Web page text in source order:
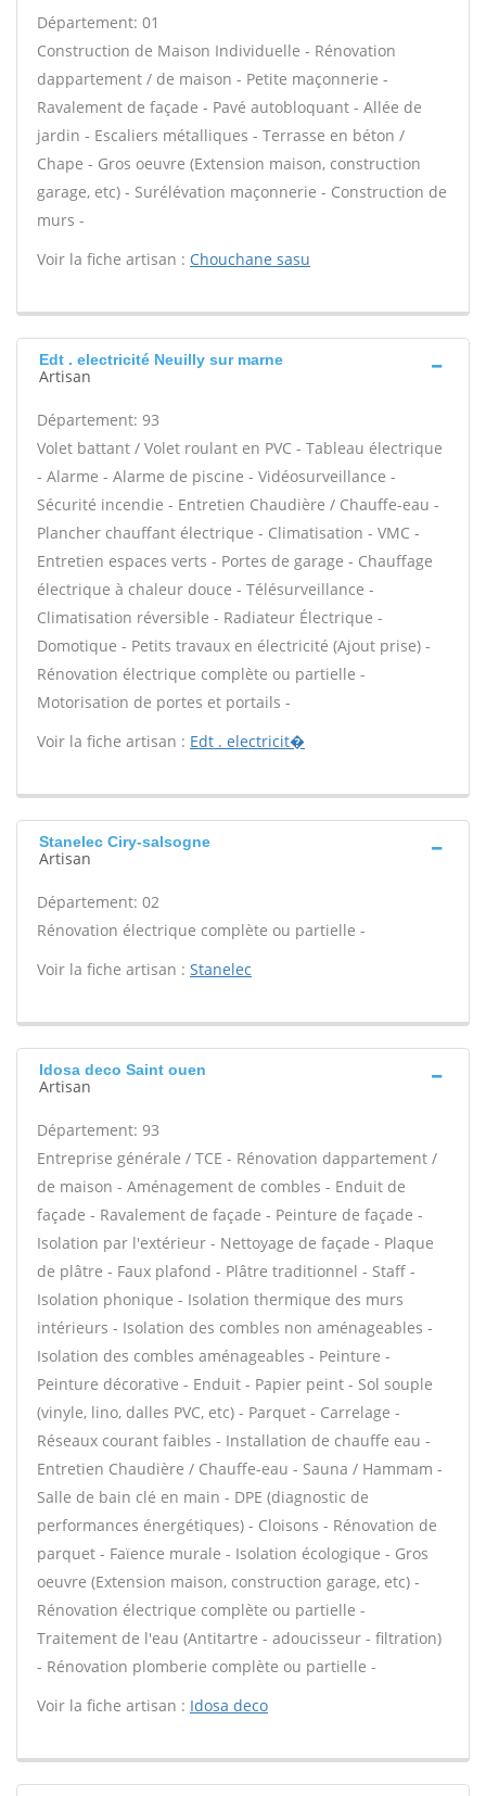
Département: 01
Construction de Maison Individuelle - Rénovation
dappartement / de maison - Petite maçonnerie -
Ravalement de façade - Pavé autobloquant - Allée de
jardin - Escaliers métalliques - Terrasse en béton /
Chape - Gros oeuvre (Extension maison, construction
garage, etc) - Surélévation maçonnerie - Construction de
murs -
Voir la fiche artisan : Chouchane sasu
Edt . electricité Neuilly sur marne
Artisan
Département: 93
Volet battant / Volet roulant en PVC - Tableau électrique
- Alarme - Alarme de piscine - Vidéosurveillance -
Sécurité incendie - Entretien Chaudière / Chauffe-eau -
Plancher chauffant électrique - Climatisation - VMC -
Entretien espaces verts - Portes de garage - Chauffage
électrique à chaleur douce - Télésurveillance -
Climatisation réversible - Radiateur Électrique -
Domotique - Petits travaux en électricité (Ajout prise) -
Rénovation électrique complète ou partielle -
Motorisation de portes et portails -
Voir la fiche artisan : Edt . electricit�
Stanelec Ciry-salsogne
Artisan
Département: 02
Rénovation électrique complète ou partielle -
Voir la fiche artisan : Stanelec
Idosa deco Saint ouen
Artisan
Département: 93
Entreprise générale / TCE - Rénovation dappartement /
de maison - Aménagement de combles - Enduit de
façade - Ravalement de façade - Peinture de façade -
Isolation par l'extérieur - Nettoyage de façade - Plaque
de plâtre - Faux plafond - Plâtre traditionnel - Staff -
Isolation phonique - Isolation thermique des murs
intérieurs - Isolation des combles non aménageables -
Isolation des combles aménageables - Peinture -
Peinture décorative - Enduit - Papier peint - Sol souple
(vinyle, lino, dalles PVC, etc) - Parquet - Carrelage -
Réseaux courant faibles - Installation de chauffe eau -
Entretien Chaudière / Chauffe-eau - Sauna / Hammam -
Salle de bain clé en main - DPE (diagnostic de
performances énergétiques) - Cloisons - Rénovation de
parquet - Faïence murale - Isolation écologique - Gros
oeuvre (Extension maison, construction garage, etc) -
Rénovation électrique complète ou partielle -
Traitement de l'eau (Antitartre - adoucisseur - filtration)
- Rénovation plomberie complète ou partielle -
Voir la fiche artisan : Idosa deco